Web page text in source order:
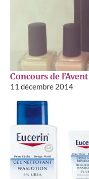
Concours de
11 décembre 2014